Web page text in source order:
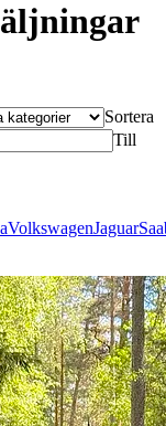
Sortera
Till
VolkswagenJaguar